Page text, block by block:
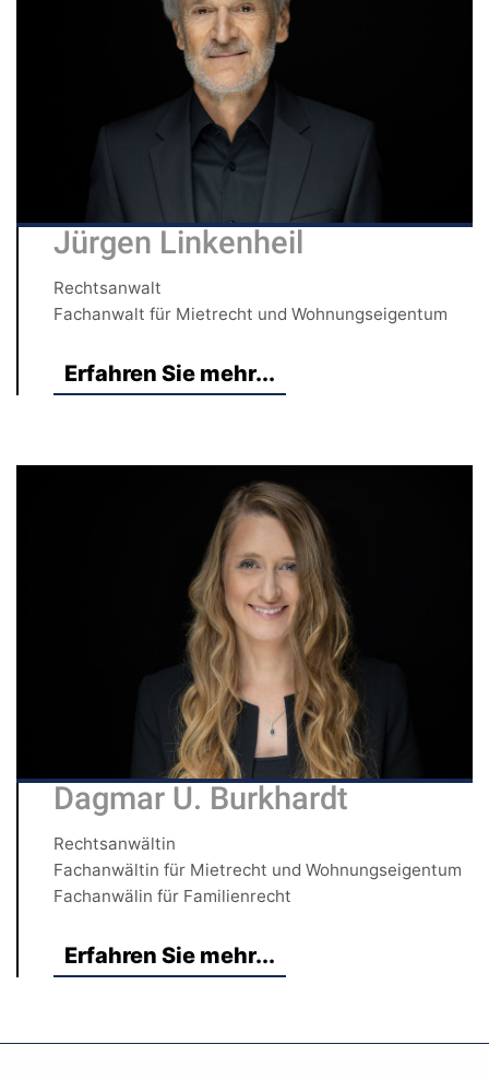
Jürgen Linkenheil
Rechtsanwalt
Fachanwalt für Mietrecht und Wohnungseigentum
Erfahren Sie mehr...
Dagmar U. Burkhardt
Rechtsanwältin
Fachanwältin für Mietrecht und Wohnungseigentum
Fachanwälin für Familienrecht
Erfahren Sie mehr...